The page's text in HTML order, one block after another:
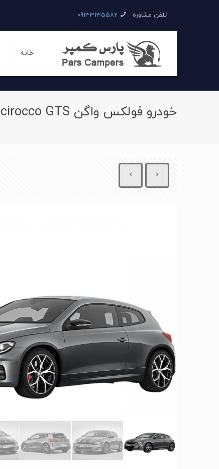
تلفن مشاوره 09133135582
خانه
خودرو فولکس واگن Scirocco GTS اتوماتیک سال 2016